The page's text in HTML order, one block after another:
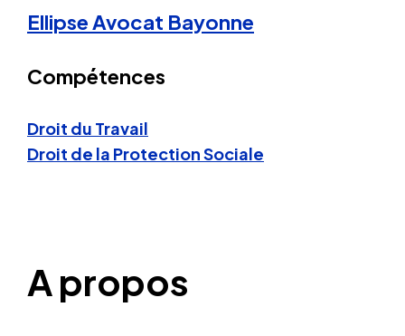
Ellipse Avocat Bayonne
Compétences
Droit du Travail
Droit de la Protection Sociale
A propos